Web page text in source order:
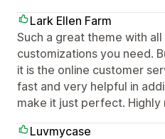
Lark Ellen Farm
Such a great theme with
customizations you need.
it is the online customer
fast and very helpful in
make it just perfect. Highly
Luvmycase